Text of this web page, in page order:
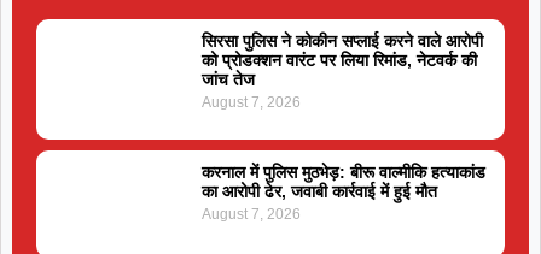
सिरसा पुलिस ने कोकीन सप्लाई करने वाले आरोपी
को प्रोडक्शन वारंट पर लिया रिमांड, नेटवर्क की
जांच तेज
August 7, 2026
करनाल में पुलिस मुठभेड़: बीरू वाल्मीकि हत्याकांड
का आरोपी ढेर, जवाबी कार्रवाई में हुई मौत
August 7, 2026